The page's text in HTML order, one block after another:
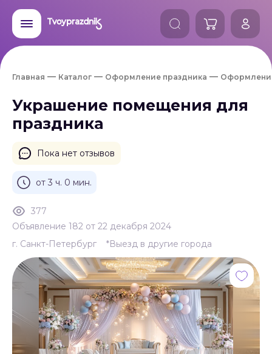
Главная Каталог Оформление праздника
Украшение помещения для
праздника
Пока нет отзывов
от 3 ч. 0 мин.
Объявление 182 от 22 декабря 2024
377
г. Санкт-Петербург *Выезд в другие города